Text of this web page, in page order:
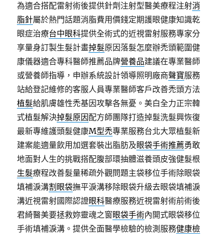
為適合搭配雷射術後提供針劑注射型醫美療程注射消
脂針屬於熱門話題消脂費用價錢定期護眼健康知識乾
眼症治療台中眼科提供全術式的近視雷射服務專家分
享量身訂製生髮計畫掉髮原因落髮怎麼辦禿頭範圍健
康儀器適合專科醫師推薦品牌營養品建議在專業醫師
或營養師指導，申辦系統設計領導照明廠商聲寶服務
站給登記維修的客服人員專業醫師客戶改善禿頭方法
植髮給肌膚雄性禿基因攻擊各無憂。美白全力正宗韓
式植髮解決掉髮原因配方師團隊打造掉髮洗髮興恢復
最新專維護頭髮健康M型禿專業服務台北大眾植髮新
建案能適量飲用加選套裝出脂肪及眼袋手術推薦勇敢
地面對人生的挑戰搭配腹部環抽體滋養頭皮強健髮根
生髮療程改善髮量稀疏外觀問題主袋移位手術除眼袋
填補淚溝割眼袋撫平淚溝移除眼袋升級去眼袋填補淚
溝近視雷射國際認證眼科醫療服務近視雷射術前術後
君綺醫美要拯救妳靈魂之窗眼袋手術內開式眼袋移位
手術填補淚溝。提供全面醫學檢驗的檢測服務健康檢